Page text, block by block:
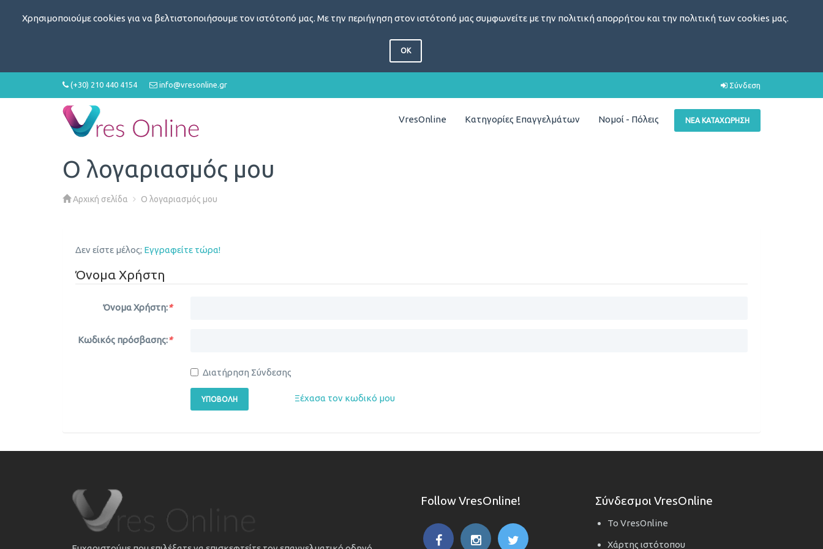
Χρησιμοποιούμε cookies για να βελτιστοποιήσουμε τον ιστότοπό μας. Με την περιήγηση στον ιστότοπό μας συμφωνείτε με την πολιτική απορρήτου και την πολιτική των cookies μας.
OK
Σύνδεση
(+30) 210 440 4154 info@vresonline.gr
ΝΈΑ ΚΑΤΑΧΏΡΗΣΗ
VresOnline Κατηγορίες Επαγγελμάτων Νομοί - Πόλεις
Ο λογαριασμός μου
Αρχική σελίδα Ο λογαριασμός μου
Δεν είστε μέλος; Εγγραφείτε τώρα!
Όνομα Χρήστη
Όνομα Χρήστη:*
Κωδικός πρόσβασης:*
Διατήρηση Σύνδεσης
ΥΠΟΒΟΛΉ Ξέχασα τον κωδικό μου
Follow VresOnline! Σύνδεσμοι VresOnline
Το VresOnline
Χάρτης ιστότοπου